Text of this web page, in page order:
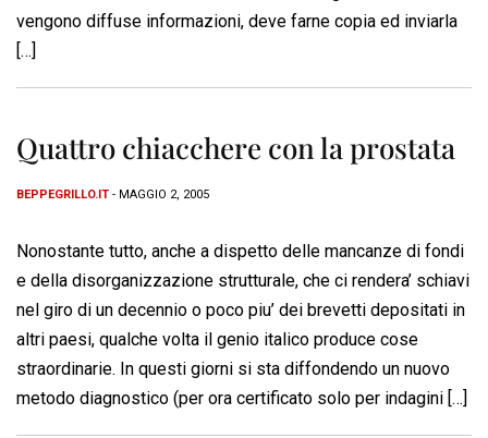
vengono diffuse informazioni, deve farne copia ed inviarla
[…]
Quattro chiacchere con la prostata
BEPPEGRILLO.IT - MAGGIO 2, 2005
Nonostante tutto, anche a dispetto delle mancanze di fondi
e della disorganizzazione strutturale, che ci rendera’ schiavi
nel giro di un decennio o poco piu’ dei brevetti depositati in
altri paesi, qualche volta il genio italico produce cose
straordinarie. In questi giorni si sta diffondendo un nuovo
metodo diagnostico (per ora certificato solo per indagini […]